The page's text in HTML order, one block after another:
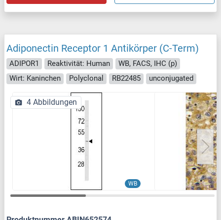
Adiponectin Receptor 1 Antikörper (C-Term)
ADIPOR1 Reaktivität: Human
WB, FACS, IHC (p)
Wirt: Kaninchen
Polyclonal RB22485 unconjugated
WB
4 Abbildungen